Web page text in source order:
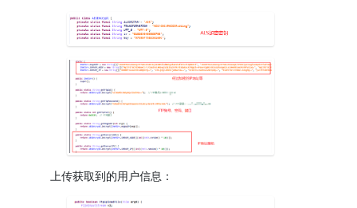
上传获取到的用户信息：